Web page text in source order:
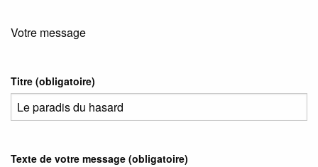
Votre message
Titre (obligatoire)
Texte de votre message (obligatoire)